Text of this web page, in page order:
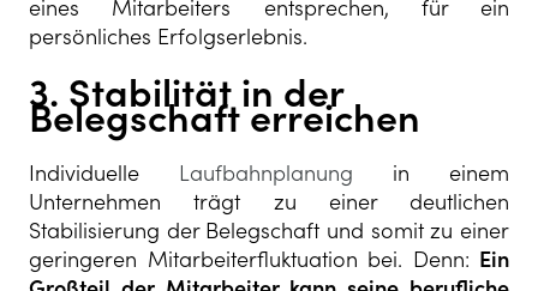
eines Mitarbeiters entsprechen, für ein
persönliches Erfolgserlebnis.
3. Stabilität in der
Belegschaft erreichen
Individuelle Laufbahnplanung in einem
Unternehmen trägt zu einer deutlichen
Stabilisierung der Belegschaft und somit zu einer
geringeren Mitarbeiterfluktuation bei. Denn: Ein